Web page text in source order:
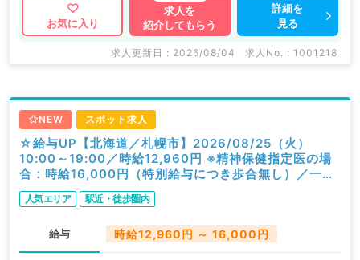
お気に入り
求人を
紹介してもらう
詳細を
見る
求人更新日 : 2026/08/04 求人No. : 1001218
NEW スポット求人
☆給与UP【北海道／札幌市】2026/08/25（火）
10:00～19:00／時給12,960円 ※精神保健指定医の場
合：時給16,000円（特別給与につき歩合無し）／一般
外来／精神科
人気エリア 駅近・徒歩圏内
給与 時給12,960円 ～ 16,000円